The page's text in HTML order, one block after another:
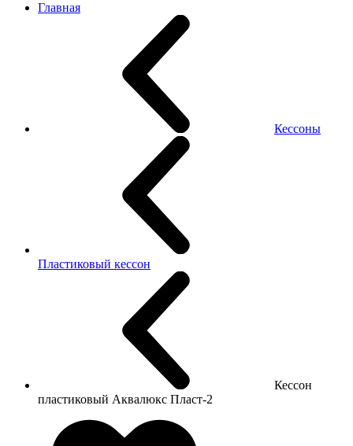
Главная
Кессоны
Пластиковый кессон
Кессон
пластиковый Аквалюкс Пласт-2